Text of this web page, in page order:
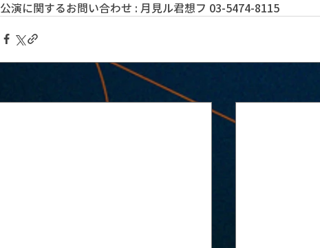
公演に関するお問い合わせ : 月見ル君想フ 03-5474-8115